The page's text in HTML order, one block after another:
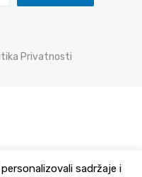
Privatnosti
sadržaje i